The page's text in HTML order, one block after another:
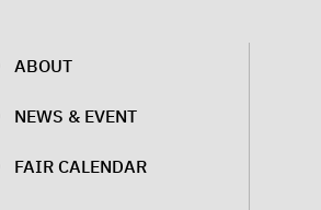
ABOUT
NEWS & EVENT
FAIR CALENDAR